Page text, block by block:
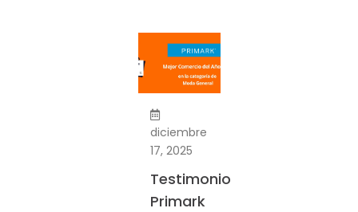
diciembre
17, 2025
Testimonio
Primark